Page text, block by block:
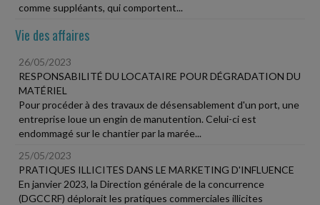
comme suppléants, qui comportent...
Vie des affaires
26/05/2023
RESPONSABILITÉ DU LOCATAIRE POUR DÉGRADATION DU
MATÉRIEL
Pour procéder à des travaux de désensablement d'un port, une
entreprise loue un engin de manutention. Celui-ci est
endommagé sur le chantier par la marée...
25/05/2023
PRATIQUES ILLICITES DANS LE MARKETING D'INFLUENCE
En janvier 2023, la Direction générale de la concurrence
(DGCCRF) déplorait les pratiques commerciales illicites